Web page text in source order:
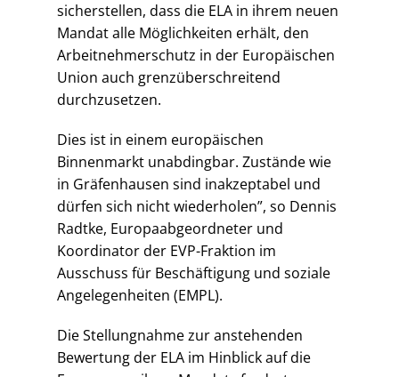
sicherstellen, dass die ELA in ihrem neuen
Mandat alle Möglichkeiten erhält, den
Arbeitnehmerschutz in der Europäischen
Union auch grenzüberschreitend
durchzusetzen.
Dies ist in einem europäischen
Binnenmarkt unabdingbar. Zustände wie
in Gräfenhausen sind inakzeptabel und
dürfen sich nicht wiederholen”, so Dennis
Radtke, Europaabgeordneter und
Koordinator der EVP-Fraktion im
Ausschuss für Beschäftigung und soziale
Angelegenheiten (EMPL).
Die Stellungnahme zur anstehenden
Bewertung der ELA im Hinblick auf die